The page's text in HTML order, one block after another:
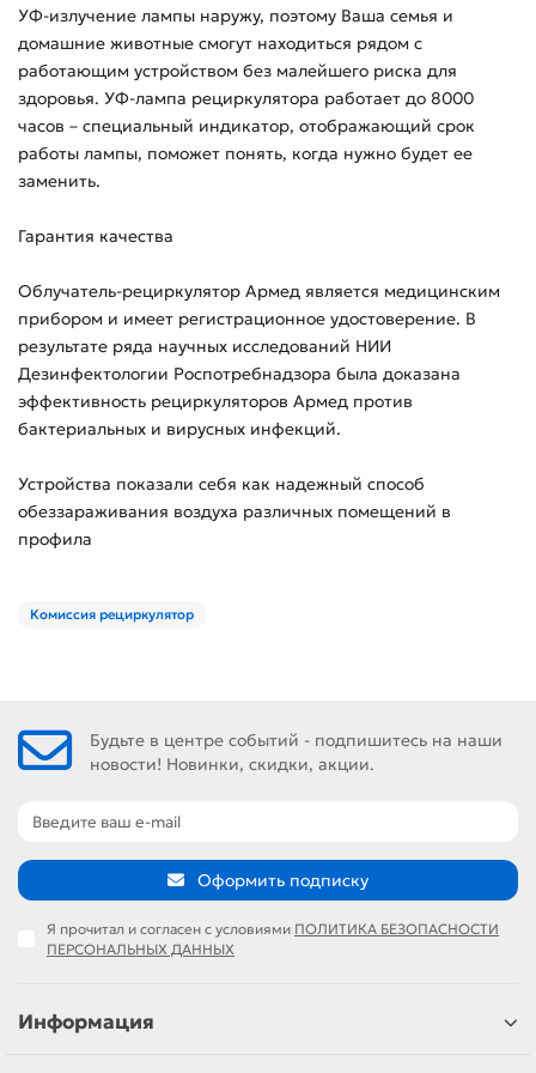
УФ-излучение лампы наружу, поэтому Ваша семья и
домашние животные смогут находиться рядом с
работающим устройством без малейшего риска для
здоровья. УФ-лампа рециркулятора работает до 8000
часов – специальный индикатор, отображающий срок
работы лампы, поможет понять, когда нужно будет ее
заменить.
Гарантия качества
Облучатель-рециркулятор Армед является медицинским
прибором и имеет регистрационное удостоверение. В
результате ряда научных исследований НИИ
Дезинфектологии Роспотребнадзора была доказана
эффективность рециркуляторов Армед против
бактериальных и вирусных инфекций.
Устройства показали себя как надежный способ
обеззараживания воздуха различных помещений в
профила
Комиссия рециркулятор
Будьте в центре событий - подпишитесь на наши
новости! Новинки, скидки, акции.
Оформить подписку
Я прочитал и согласен с условиями ПОЛИТИКА БЕЗОПАСНОСТИ
ПЕРСОНАЛЬНЫХ ДАННЫХ
Информация